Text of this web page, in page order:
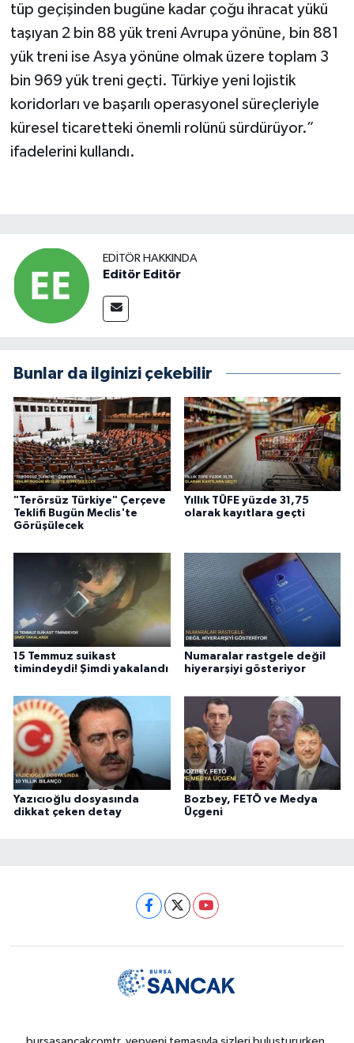
tüp geçişinden bugüne kadar çoğu ihracat yükü
taşıyan 2 bin 88 yük treni Avrupa yönüne, bin 881
yük treni ise Asya yönüne olmak üzere toplam 3
bin 969 yük treni geçti. Türkiye yeni lojistik
koridorları ve başarılı operasyonel süreçleriyle
küresel ticaretteki önemli rolünü sürdürüyor.”
ifadelerini kullandı.
EDITÖR HAKKINDA
Editör Editör
Bunlar da ilginizi çekebilir
"Terörsüz Türkiye" Çerçeve
Teklifi Bugün Meclis'te
Görüşülecek
Yıllık TÜFE yüzde 31,75
olarak kayıtlara geçti
15 Temmuz suikast
timindeydi! Şimdi yakalandı
Numaralar rastgele değil
hiyerarşiyi gösteriyor
Yazıcıoğlu dosyasında
dikkat çeken detay
Bozbey, FETÖ ve Medya
Üçgeni